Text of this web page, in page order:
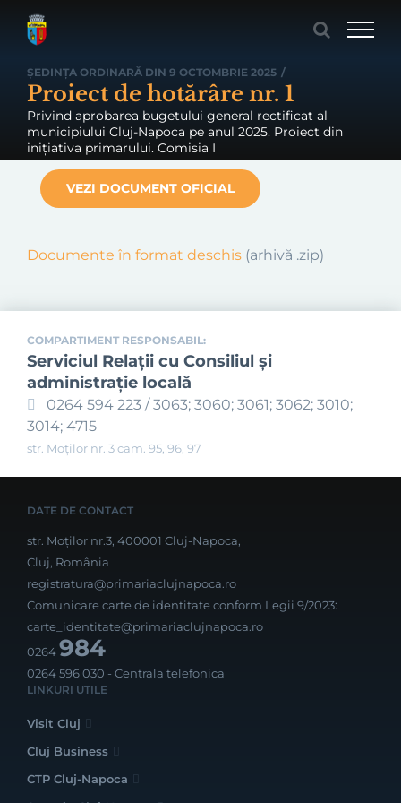
ȘEDINȚA ORDINARĂ DIN 9 OCTOMBRIE 2025 /
Proiect de hotărâre nr. 1
Privind aprobarea bugetului general rectificat al
municipiului Cluj-Napoca pe anul 2025. Proiect din
inițiativa primarului. Comisia I
VEZI DOCUMENT OFICIAL
Documente în format deschis (arhivă .zip)
COMPARTIMENT RESPONSABIL:
Serviciul Relaţii cu Consiliul şi
administraţie locală
0264 594 223 / 3063; 3060; 3061; 3062; 3010;
3014; 4715
str. Moților nr. 3 cam. 95, 96, 97
DATE DE CONTACT
str. Moților nr.3, 400001 Cluj-Napoca,
Cluj, România
registratura@primariaclujnapoca.ro
Comunicare carte de identitate conform Legii 9/2023:
carte_identitate@primariaclujnapoca.ro
0264984
0264 596 030 - Centrala telefonica
LINKURI UTILE
Visit Cluj
Cluj Business
CTP Cluj-Napoca